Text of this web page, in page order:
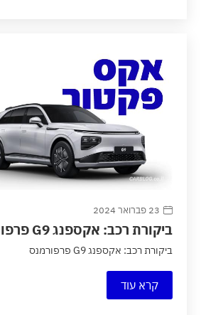
23 פברואר 2024
ביקורת רכב: אקספנג G9 פרפורמנס
ביקורת רכב: אקספנג G9 פרפורמנס
קרא עוד